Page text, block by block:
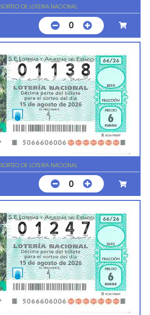
SORTEO DE LOTERIA NACIONAL
0
SORTEO DE LOTERIA NACIONAL
0